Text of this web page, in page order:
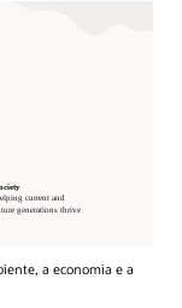
a economia e a